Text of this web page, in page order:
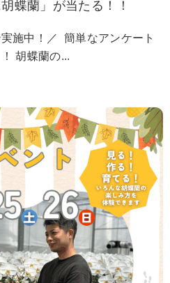
蝶蘭」が当たる！！
施中！／ 簡単なアンケート
胡蝶蘭の...